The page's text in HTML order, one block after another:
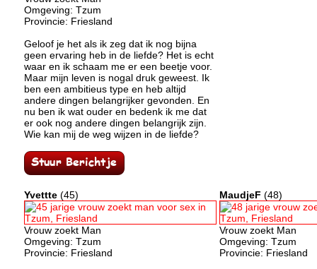
Omgeving: Tzum
Provincie: Friesland
Geloof je het als ik zeg dat ik nog bijna
geen ervaring heb in de liefde? Het is echt
waar en ik schaam me er een beetje voor.
Maar mijn leven is nogal druk geweest. Ik
ben een ambitieus type en heb altijd
andere dingen belangrijker gevonden. En
nu ben ik wat ouder en bedenk ik me dat
er ook nog andere dingen belangrijk zijn.
Wie kan mij de weg wijzen in de liefde?
Yvettte (45)
Vrouw zoekt Man
Omgeving: Tzum
Provincie: Friesland
MaudjeF (48)
Vrouw zoekt Man
Omgeving: Tzum
Provincie: Friesland